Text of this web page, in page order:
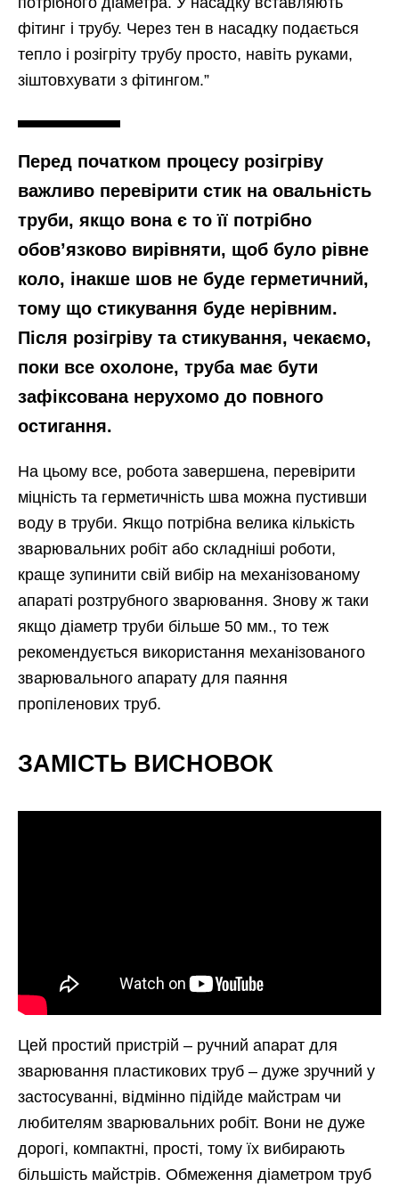
фітинг і трубу. Через тен в насадку подається
тепло і розігріту трубу просто, навіть руками,
зіштовхувати з фітингом.”
Перед початком процесу розігріву
важливо перевірити стик на овальність
труби, якщо вона є то її потрібно
обов’язково вирівняти, щоб було рівне
коло, інакше шов не буде герметичний,
тому що стикування буде нерівним.
Після розігріву та стикування, чекаємо,
поки все охолоне, труба має бути
зафіксована нерухомо до повного
остигання.
На цьому все, робота завершена, перевірити
міцність та герметичність шва можна пустивши
воду в труби. Якщо потрібна велика кількість
зварювальних робіт або складніші роботи,
краще зупинити свій вибір на механізованому
апараті розтрубного зварювання. Знову ж таки
якщо діаметр труби більше 50 мм., то теж
рекомендується використання механізованого
зварювального апарату для паяння
пропіленових труб.
ЗАМІСТЬ ВИСНОВОК
Цей простий пристрій – ручний апарат для
зварювання пластикових труб – дуже зручний у
застосуванні, відмінно підійде майстрам чи
любителям зварювальних робіт. Вони не дуже
дорогі, компактні, прості, тому їх вибирають
більшість майстрів. Обмеження діаметром труб